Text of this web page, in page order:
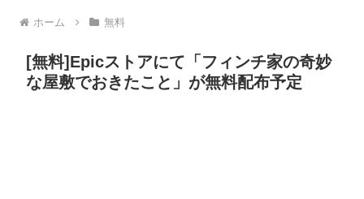
ホーム 無料
[無料]Epicストアにて「フィンチ家の奇妙
な屋敷でおきたこと」が無料配布予定